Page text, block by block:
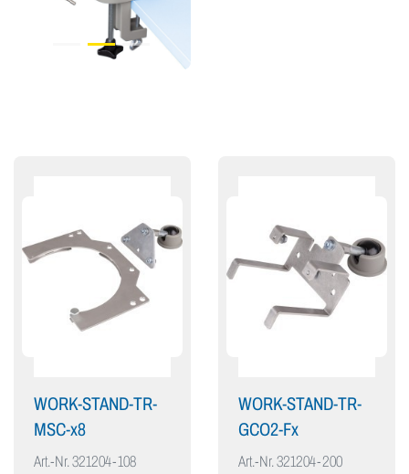
WORK-STAND-TR-
MSC-x8
Art.-Nr.321204-108
WORK-STAND-TR-
GCO2-Fx
Art.-Nr.321204-200